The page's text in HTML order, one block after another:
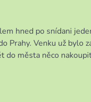
část
hned po snídani
Prahy. Venku už bylo
do města něco